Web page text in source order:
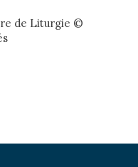
de Liturgie ©